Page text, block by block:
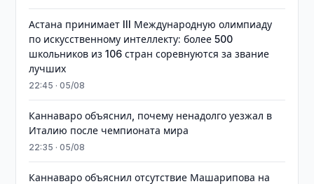
Астана принимает III Международную олимпиаду
по искусственному интеллекту: более 500
школьников из 106 стран соревнуются за звание
лучших
22:45 · 05/08
Каннаваро объяснил, почему ненадолго уезжал в
Италию после чемпионата мира
22:35 · 05/08
Каннаваро объяснил отсутствие Машарипова на